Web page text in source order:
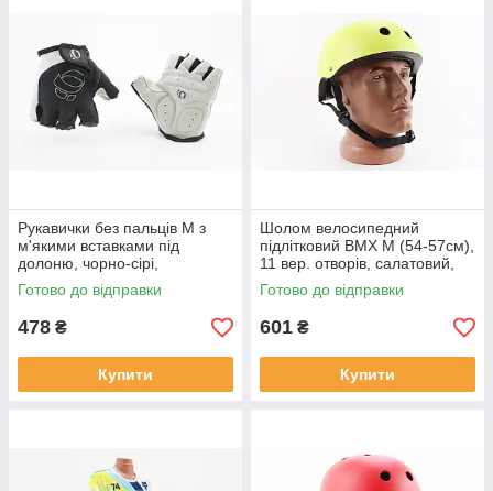
Рукавички без пальців M з
м'якими вставками під
долоню, чорно-сірі,
ВЕЛОЕКІПІРУВАННЯ, SV-
408007
Готово до відправки
478 ₴
Купити
Шолом велосипедний
підлітковий BMX M (54-57см),
11 вер. отворів, салатовий,
ВЕЛОЕКІПІРУВАННЯ, SV-
408242
Готово до відправки
601 ₴
Купити